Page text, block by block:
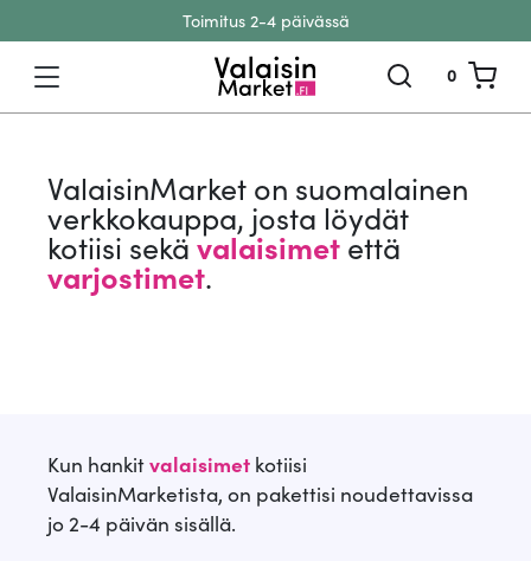
Toimitus 2-4 päivässä
Siirry sisältöön 0
ValaisinMarket on suomalainen
verkkokauppa, josta löydät
kotiisi sekävalaisimetettä
varjostimet.
Kun hankitvalaisimet kotiisi
ValaisinMarketista, on pakettisi noudettavissa
jo 2-4 päivän sisällä.